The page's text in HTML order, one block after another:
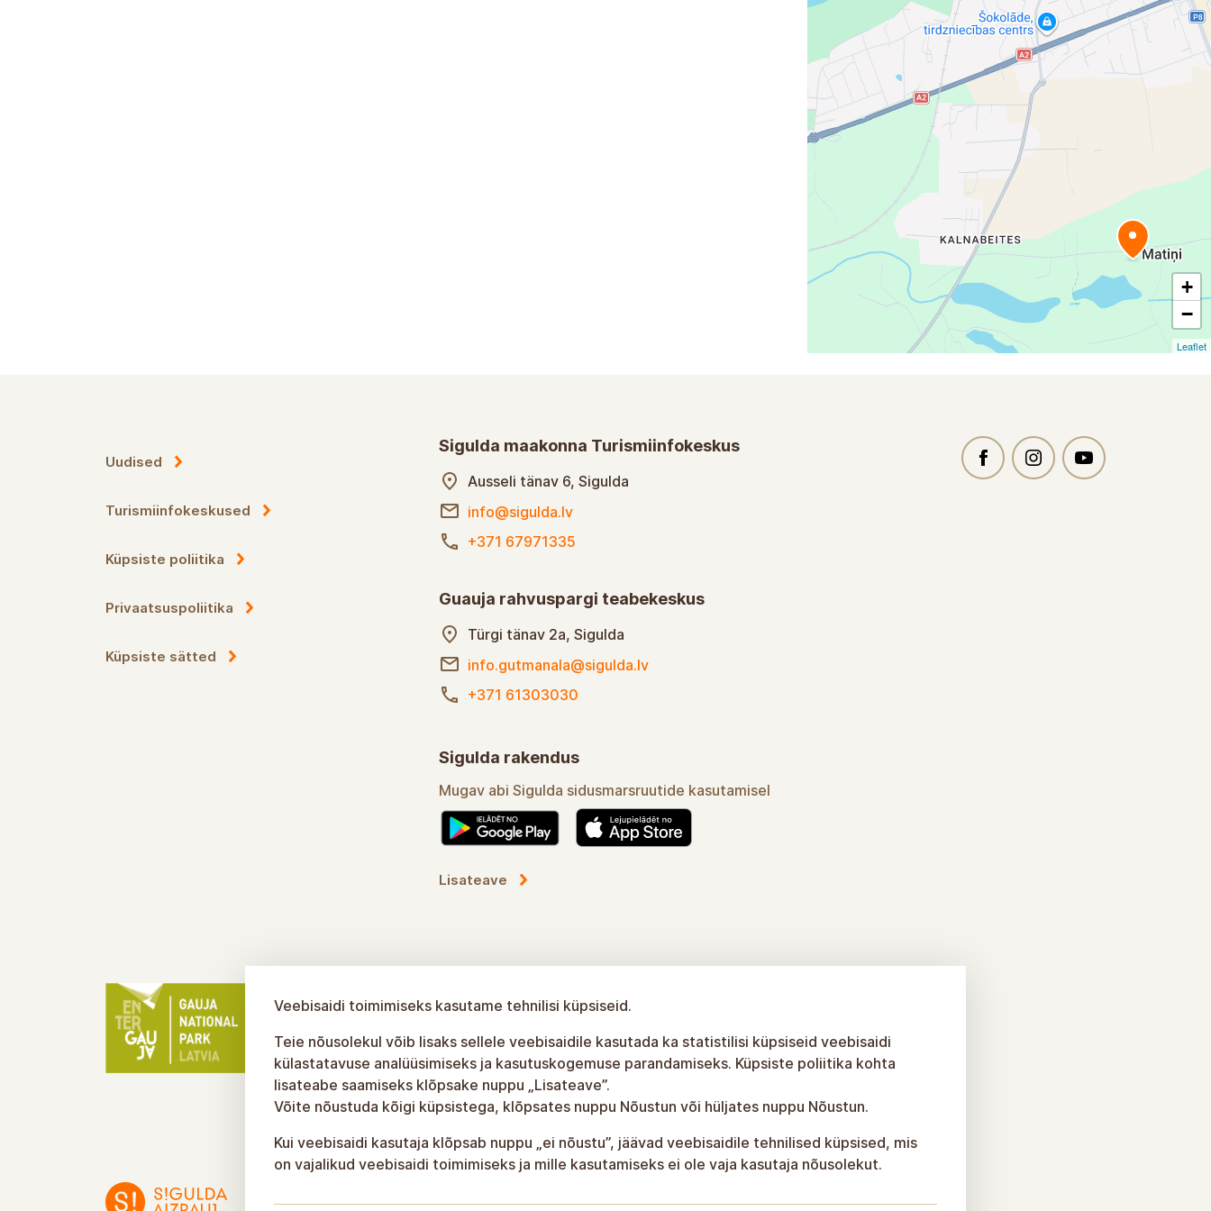
+
−
Leaflet
Uudised
Turismiinfokeskused
Küpsiste poliitika
Privaatsuspoliitika
Küpsiste sätted
Sigulda maakonna Turismiinfokeskus
Ausseli tänav 6, Sigulda
info@sigulda.lv
+371 67971335
Guauja rahvuspargi teabekeskus
Türgi tänav 2a, Sigulda
info.gutmanala@sigulda.lv
+371 61303030
Sigulda rakendus
Mugav abi Sigulda sidusmarsruutide kasutamisel
Lisateave
Veebisaidi toimimiseks kasutame tehnilisi küpsiseid.
Teie nõusolekul võib lisaks sellele veebisaidile kasutada ka statistilisi küpsiseid veebisaidi
külastatavuse analüüsimiseks ja kasutuskogemuse parandamiseks. Küpsiste poliitika kohta
lisateabe saamiseks klõpsake nuppu „Lisateave”.
Võite nõustuda kõigi küpsistega, klõpsates nuppu Nõustun või hüljates nuppu Nõustun.
Kui veebisaidi kasutaja klõpsab nuppu „ei nõustu”, jäävad veebisaidile tehnilised küpsised, mis
on vajalikud veebisaidi toimimiseks ja mille kasutamiseks ei ole vaja kasutaja nõusolekut.